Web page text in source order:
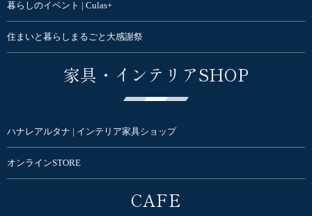
暮らしのイベント | Culas+
住まいと暮らしまるごと大感謝祭
家具・インテリアSHOP
ハナレアルタナ | インテリア家具ショップ
オンラインSTORE
CAFE